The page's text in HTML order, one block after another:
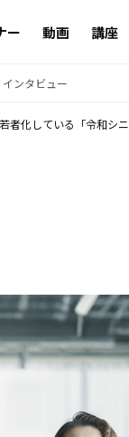
ー 動画 講座
インタビュー
者化している「令和シ